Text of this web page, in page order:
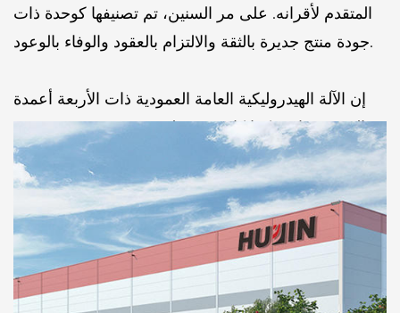
المتقدم لأقرانه. على مر السنين، تم تصنيفها كوحدة ذات
جودة منتج جديرة بالثقة والالتزام بالعقود والوفاء بالوعود.
إن الآلة الهيدروليكية العامة العمودية ذات الأربعة أعمدة
YJ-32-40-315T التي تنتجها شركتنا كانت مفضلة في
صناعة الآلات لعقود من الزمن. منذ عام 1993، وبدعم قوي
من معهد بحوث التكنولوجيا الهيدروليكية والهوائية في
شنغهاي، نجح مصنعنا في تصميم وتطوير سلسلتين من
المناشير الشريطية لقطع المعادن الهيدروليكية، GB
الأفقية والعمودية GY. يستفيد مصنعنا من خبرته في إنتاج
أدوات الآلة الهيدروليكية ويقوم بإجراء تحديثات شاملة من